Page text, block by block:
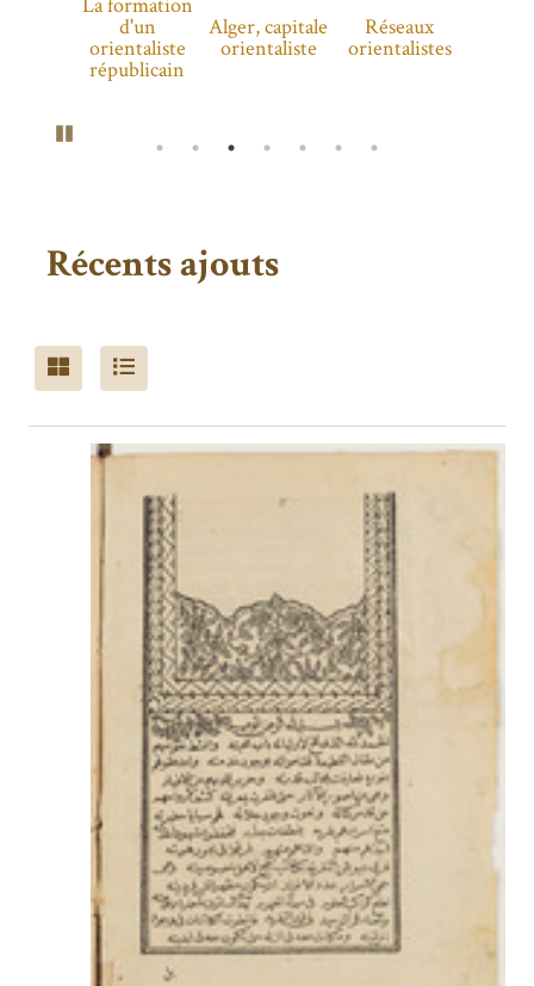
Alger, capitale
orientaliste
Réseaux
orientalistes diatectologie
aux colonies
Récents ajouts